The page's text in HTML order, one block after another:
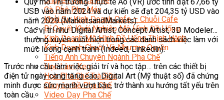
Cà Phê Pha Máy
Khởi Sự Kinh Doanh Cafe – Chuỗi Cafe
Bí Quyết Khởi Nghiệp Mô Hình Đồ Uống
Kinh Doanh Mô Hình Đồ Uống Thịnh Hành
Kinh Doanh Chuỗi Và Nhượng Quyền
Tiếng Anh Chuyên Ngành Pha Chế
Học Làm Kem
Học Pha Chế Trà Sữa
Chuyên Đề Pha Chế
Video Dạy Pha Chế
USD vào năm 2024 và dự kiến ​​sẽ đạt 204,35 tỷ USD vào
năm 2029 (MarketsandMarkets).
Các vị trí như Digital Artist, Concept Artist, 3D Modeler…
thường xuyên xuất hiện trong các danh sách việc làm với
mức lương cạnh tranh (Indeed, Linkedln).
Trước nhu cầu làm việc, giải trí và học tập… trên các thiết bị
điện tử ngày càng tăng cao, Digital Art (Mỹ thuật số) đã chứng
minh được sức mạnh vượt bậc, trở thành xu hướng tất yếu trên
toàn cầu.